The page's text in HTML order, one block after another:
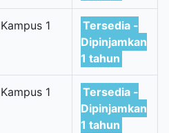
Kampus 1
Tersedia -
Dipinjamkan
1 tahun
Kampus 1
Tersedia -
Dipinjamkan
1 tahun